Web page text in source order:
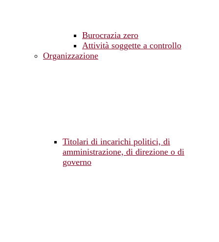
Burocrazia zero
Attività soggette a controllo
Organizzazione
Titolari di incarichi politici, di
amministrazione, di direzione o di
governo